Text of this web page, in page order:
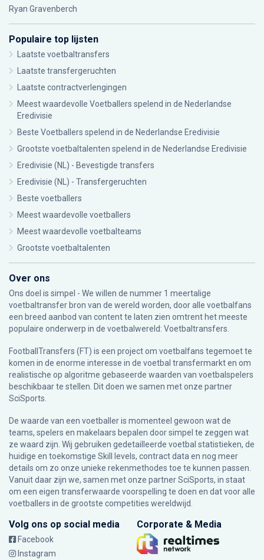
Ryan Gravenberch
Populaire top lijsten
Laatste voetbaltransfers
Laatste transfergeruchten
Laatste contractverlengingen
Meest waardevolle Voetballers spelend in de Nederlandse
Eredivisie
Beste Voetballers spelend in de Nederlandse Eredivisie
Grootste voetbaltalenten spelend in de Nederlandse Eredivisie
Eredivisie (NL) - Bevestigde transfers
Eredivisie (NL) - Transfergeruchten
Beste voetballers
Meest waardevolle voetballers
Meest waardevolle voetbalteams
Grootste voetbaltalenten
Over ons
Ons doel is simpel - We willen de nummer 1 meertalige
voetbaltransfer bron van de wereld worden, door alle voetbalfans
een breed aanbod van content te laten zien omtrent het meeste
populaire onderwerp in de voetbalwereld: Voetbaltransfers.
FootballTransfers (FT) is een project om voetbalfans tegemoet te
komen in de enorme interesse in de voetbal transfermarkt en om
realistische op algoritme gebaseerde waarden van voetbalspelers
beschikbaar te stellen. Dit doen we samen met onze partner
SciSports
De waarde van een voetballer is momenteel gewoon wat de
teams, spelers en makelaars bepalen door simpel te zeggen wat
ze waard zijn. Wij gebruiken gedetailleerde voetbal statistieken, de
huidige en toekomstige Skill levels, contract data en nog meer
details om zo onze unieke rekenmethodes toe te kunnen passen.
Vanuit daar zijn we, samen met onze partner SciSports, in staat
om een eigen transferwaarde voorspelling te doen en dat voor alle
voetballers in de grootste competities wereldwijd.
Volg ons op social media
Facebook
Instagram
Corporate & Media